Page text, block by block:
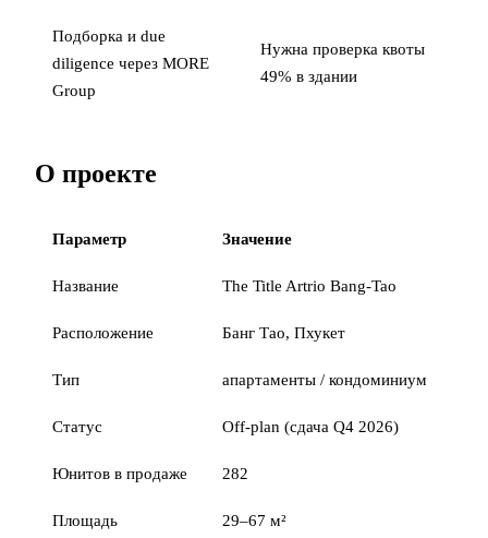
Подборка и due
diligence через MORE
Group
Нужна проверка квоты
49% в здании
О проекте
Параметр Значение
Название The Title Artrio Bang-Tao
Расположение Банг Тао, Пхукет
Тип апартаменты / кондоминиум
Статус Off-plan (сдача Q4 2026)
Юнитов в продаже 282
Площадь 29–67 м²